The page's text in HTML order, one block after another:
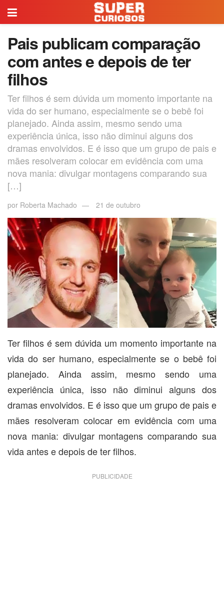
Pais publicam comparação
com antes e depois de ter
filhos
Ter filhos é sem dúvida um momento importante na
vida do ser humano, especialmente se o bebê foi
planejado. Ainda assim, mesmo sendo uma
experiência única, isso não diminui alguns dos
dramas envolvidos. E é isso que um grupo de pais e
mães resolveram colocar em evidência com uma
nova mania: divulgar montagens comparando sua
[…]
por Roberta Machado 21 de outubro
Ter filhos é sem dúvida um momento importante na
vida do ser humano, especialmente se o bebê foi
planejado. Ainda assim, mesmo sendo uma
experiência única, isso não diminui alguns dos
dramas envolvidos. E é isso que um grupo de pais e
mães resolveram colocar em evidência com uma
nova mania: divulgar montagens comparando sua
vida antes e depois de ter filhos.
PUBLICIDADE